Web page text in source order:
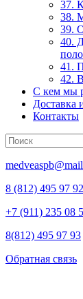
37.
38.
39.
40.
41.
42.
С кем мы
Доставка
Контакты
8 (812) 495 97 92
+7 (911) 235 08
8(812) 495 97 93
Обратная связь